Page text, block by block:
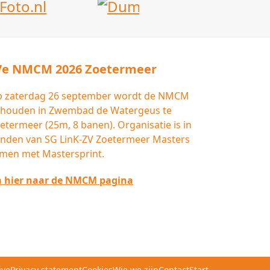
NMCM 2026 Zoetermeer
zaterdag 26 september wordt de NMCM
in Zwembad de Watergeus te
(25m, 8 banen). Organisatie is in
van SG LinK-ZV Zoetermeer Masters
met Mastersprint.
hier naar de NMCM pagina